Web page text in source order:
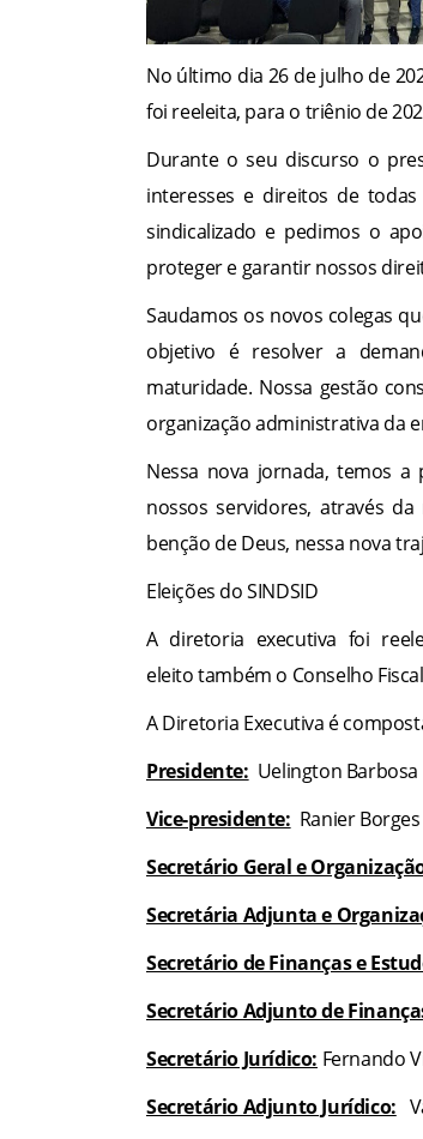
No último dia 26 de julho de
foi reeleita, para o triênio de
Durante o seu discurso o
interesses e direitos de
sindicalizado e pedimos o
proteger e garantir nossos
Saudamos os novos colegas
objetivo é resolver a
maturidade. Nossa gestão
organização administrativa da
Nessa nova jornada, temos
nossos servidores, através
benção de Deus, nessa nova
Eleições do SINDSID
A diretoria executiva foi
eleito também o Conselho
A Diretoria Executiva é
Presidente: Uelington
Vice-presidente: Ranier Borges
Secretário Geral e
Secretária Adjunta e
Secretário de Finanças e
Secretário Adjunto de
Secretário Jurídico: Fernando
Secretário Adjunto Jurídico: